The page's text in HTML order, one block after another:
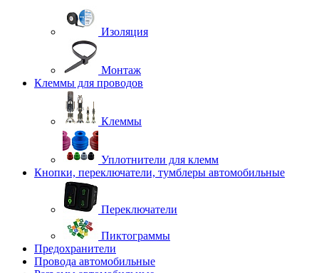
Изоляция
Монтаж
Клеммы для проводов
Клеммы
Уплотнители для клемм
Кнопки, переключатели, тумблеры автомобильные
Переключатели
Пиктограммы
Предохранители
Провода автомобильные